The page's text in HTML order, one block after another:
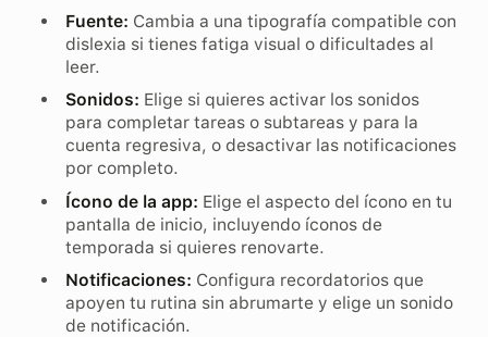
Fuente: Cambia a una tipografía compatible con
dislexia si tienes fatiga visual o dificultades al
leer.
Sonidos: Elige si quieres activar los sonidos
para completar tareas o subtareas y para la
cuenta regresiva, o desactivar las notificaciones
por completo.
Ícono de la app: Elige el aspecto del ícono en tu
pantalla de inicio, incluyendo íconos de
temporada si quieres renovarte.
Notificaciones: Configura recordatorios que
apoyen tu rutina sin abrumarte y elige un sonido
de notificación.